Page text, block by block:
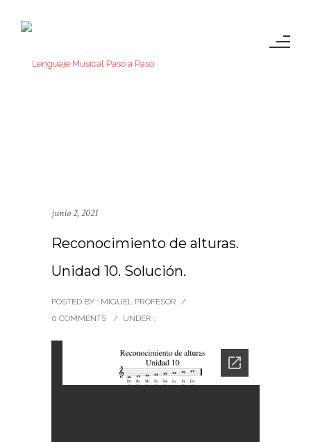
junio 2, 2021
Reconocimiento de alturas.
Unidad 10. Solución.
POSTED BY : MIGUEL PROFESOR /
0 COMMENTS
/ UNDER :